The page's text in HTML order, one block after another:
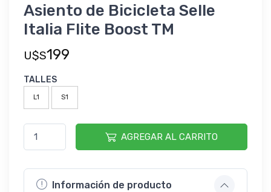
Asiento de Bicicleta Selle
Italia Flite Boost TM
U$S199
TALLES
L1 S1
AGREGAR AL CARRITO
Información de producto